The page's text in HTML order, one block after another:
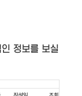
정보를 보실